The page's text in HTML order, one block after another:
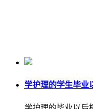
学护理的学生毕业